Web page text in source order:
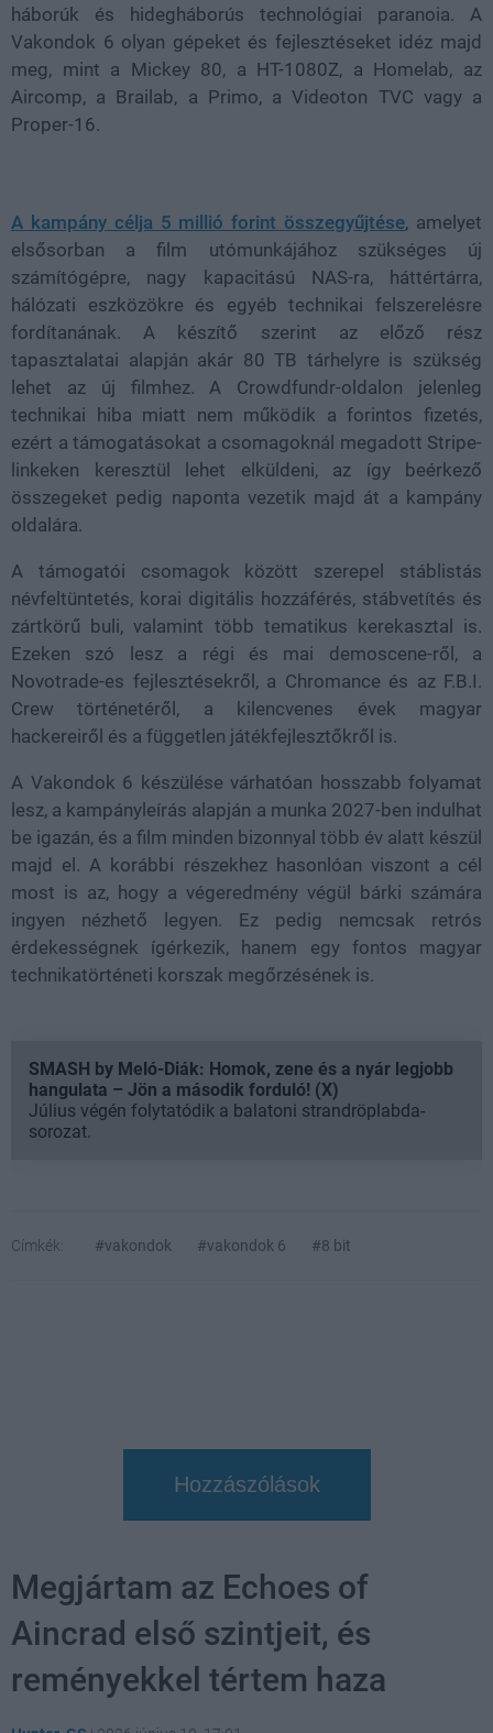
háborúk és hidegháborús technológiai paranoia. A
Vakondok 6 olyan gépeket és fejlesztéseket idéz majd
meg, mint a Mickey 80, a HT-1080Z, a Homelab, az
Aircomp, a Brailab, a Primo, a Videoton TVC vagy a
Proper-16.
A kampány célja 5 millió forint összegyűjtése, amelyet
elsősorban a film utómunkájához szükséges új
számítógépre, nagy kapacitású NAS-ra, háttértárra,
hálózati eszközökre és egyéb technikai felszerelésre
fordítanának. A készítő szerint az előző rész
tapasztalatai alapján akár 80 TB tárhelyre is szükség
lehet az új filmhez. A Crowdfundr-oldalon jelenleg
technikai hiba miatt nem működik a forintos fizetés,
ezért a támogatásokat a csomagoknál megadott Stripe-
linkeken keresztül lehet elküldeni, az így beérkező
összegeket pedig naponta vezetik majd át a kampány
oldalára.
A támogatói csomagok között szerepel stáblistás
névfeltüntetés, korai digitális hozzáférés, stábvetítés és
zártkörű buli, valamint több tematikus kerekasztal is.
Ezeken szó lesz a régi és mai demoscene-ről, a
Novotrade-es fejlesztésekről, a Chromance és az F.B.I.
Crew történetéről, a kilencvenes évek magyar
hackereiről és a független játékfejlesztőkről is.
A Vakondok 6 készülése várhatóan hosszabb folyamat
lesz, a kampányleírás alapján a munka 2027-ben indulhat
be igazán, és a film minden bizonnyal több év alatt készül
majd el. A korábbi részekhez hasonlóan viszont a cél
most is az, hogy a végeredmény végül bárki számára
ingyen nézhető legyen. Ez pedig nemcsak retrós
érdekességnek ígérkezik, hanem egy fontos magyar
technikatörténeti korszak megőrzésének is.
SMASH by Meló-Diák: Homok, zene és a nyár legjobb
hangulata – Jön a második forduló! (X)
Július végén folytatódik a balatoni strandröplabda-
sorozat.
Címkék: #vakondok #vakondok 6 #8 bit
Hozzászólások
Megjártam az Echoes of
Aincrad első szintjeit, és
reményekkel tértem haza